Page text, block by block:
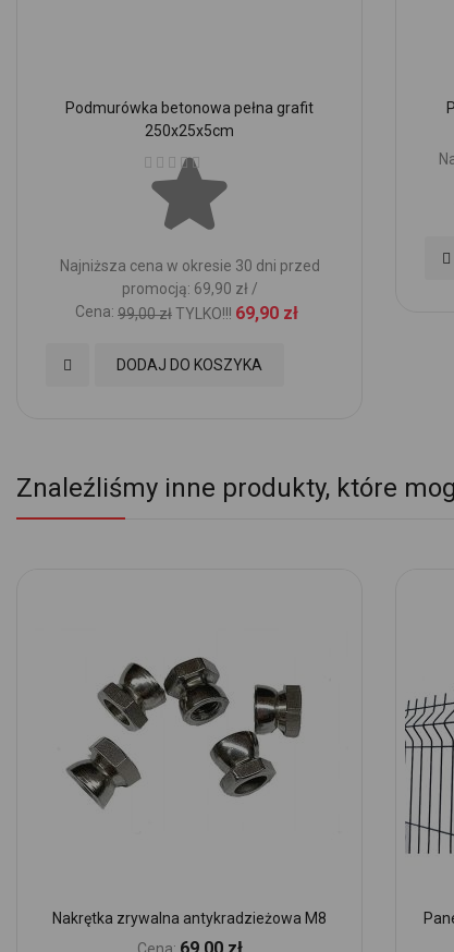
Podmurówka betonowa pełna grafit
250x25x5cm
Ocena:
Najniższa cena w okresie 30 dni przed
promocją: 69,90 zł /
Cena: 99,00 złTYLKO!!! 69,90 zł
DODAJ DO KOSZYKA
Dodaj
Znaleźliśmy inne produkty, które
Nakrętka zrywalna antykradzieżowa M8